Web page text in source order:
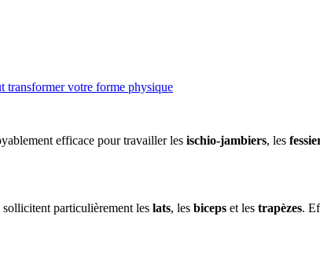
transformer votre forme physique
efficace pour travailler les ischio-jambiers, les
particulièrement les lats, les biceps et les trapèzes.